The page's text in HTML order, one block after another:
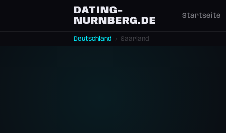
DATING-
NURNBERG.DE
Startseite
Deutschland › Saarland